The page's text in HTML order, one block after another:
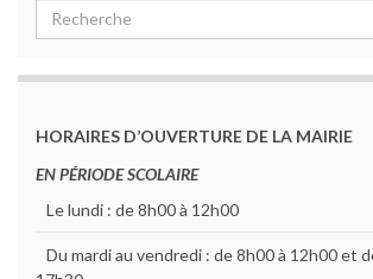
HORAIRES D’OUVERTURE DE LA MAIRIE
EN PÉRIODE SCOLAIRE
Le lundi : de 8h00 à 12h00
Du mardi au vendredi : de 8h00 à 12h00 et